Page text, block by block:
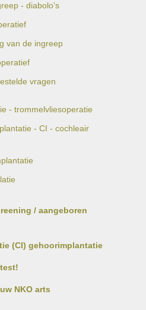
- diabolo's
van de ingreep
vragen
- trommelvliesoperatie
- CI - cochleair
/ aangeboren
(CI) gehoorimplantatie
NKO arts